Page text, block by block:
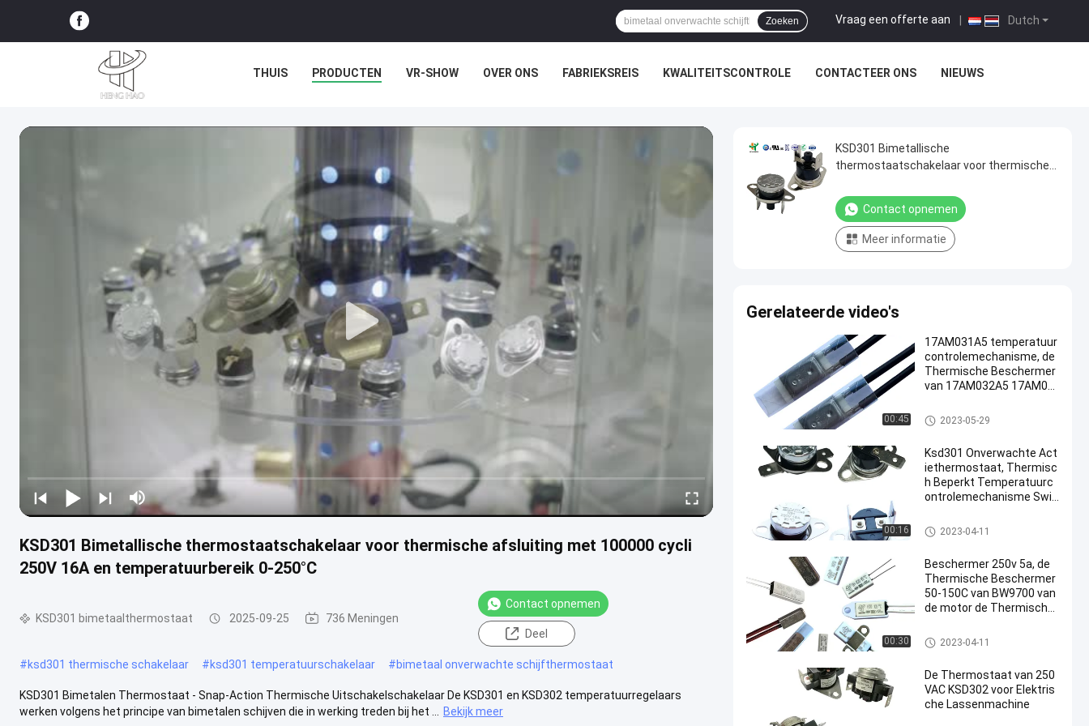
Dutch
Vraag een offerte aan
Zoeken
THUIS PRODUCTEN VR-SHOW OVER ONS FABRIEKSREIS KWALITEITSCONTROLE CONTACTEER ONS NIEUWS
KSD301 Bimetallische thermostaatschakelaar voor thermische afsluiting met 100000 cycli
250V 16A en temperatuurbereik 0-250°C
KSD301 bimetaalthermostaat 2025-09-25 736 Meningen
Contact opnemen
Deel
#ksd301 thermische schakelaar #ksd301 temperatuurschakelaar #bimetaal onverwachte schijfthermostaat
KSD301 Bimetalen Thermostaat - Snap-Action Thermische Uitschakelschakelaar De KSD301 en KSD302 temperatuurregelaars
werken volgens het principe van bimetalen schijven die in werking treden bij het ...
Bekijk meer
KSD301 Bimetallische
thermostaatschakelaar voor thermische
temperatuurbereik 0-250°C
Contact opnemen
Meer informatie
Gerelateerde video's
00:45
17AM031A5 temperatuur
controlemechanisme, de
Thermische Beschermer
van 17AM032A5 17AM03
17AM thermische beschermer
2023-05-29
00:16
Ksd301 Onverwachte Act
iethermostaat, Thermisc
h Beperkt Temperatuurc
ontrolemechanisme Swit
KSD301 bimetaalthermostaat
2023-04-11
00:30
Beschermer 250v 5a, de
Thermische Beschermer
50-150C van BW9700 van
de motor de Thermische
KSD301 bimetaalthermostaat
2023-04-11
De Thermostaat van 250
VAC KSD302 voor Elektris
che Lassenmachine